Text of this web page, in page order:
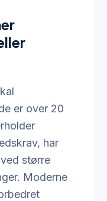
er over 20
har
større
Moderne